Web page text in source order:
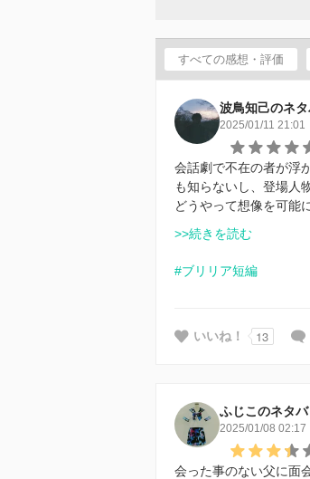
すべての感想・評価
波鳥知己のネ
2025/01/11 21:01
会話劇で不在の者が浮
も知らないし、登場人
どうやって想像を可能
>>続きを読む
#ブリリア短編
いいね！ 13
ふじこのネタ
2025/01/08 02:17
会った事のない父に面